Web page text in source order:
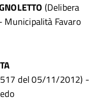
(Delibera
Municipalità Favaro
517 del 05/11/2012) -